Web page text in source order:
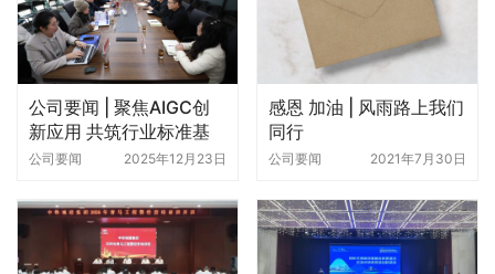
公司要闻 | 聚焦AIGC创
新应用 共筑行业标准基
石——第四批次全过程工
研活动在泓星科技举行
公司要闻 2025年12月23日
感恩 加油 | 风雨路上我们
同行
公司要闻 2021年7月30日